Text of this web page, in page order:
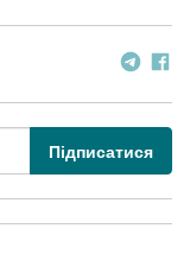
Підписатися